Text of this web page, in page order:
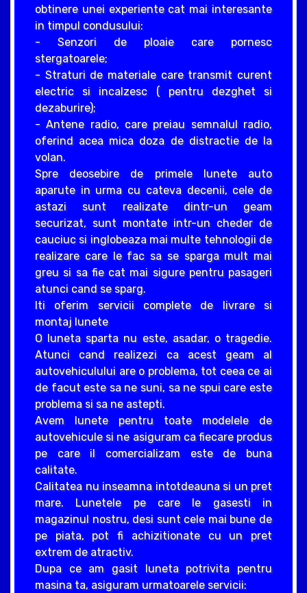
obtinere unei experiente cat mai interesante
in timpul condusului:
- Senzori de ploaie care pornesc
stergatoarele;
- Straturi de materiale care transmit curent
electric si incalzesc ( pentru dezghet si
dezaburire);
- Antene radio, care preiau semnalul radio,
oferind acea mica doza de distractie de la
volan.
Spre deosebire de primele lunete auto
aparute in urma cu cateva decenii, cele de
astazi sunt realizate dintr-un geam
securizat, sunt montate intr-un cheder de
cauciuc si inglobeaza mai multe tehnologii de
realizare care le fac sa se sparga mult mai
greu si sa fie cat mai sigure pentru pasageri
atunci cand se sparg.
Iti oferim servicii complete de livrare si
montaj lunete
O luneta sparta nu este, asadar, o tragedie.
Atunci cand realizezi ca acest geam al
autovehiculului are o problema, tot ceea ce ai
de facut este sa ne suni, sa ne spui care este
problema si sa ne astepti.
Avem lunete pentru toate modelele de
autovehicule si ne asiguram ca fiecare produs
pe care il comercializam este de buna
calitate.
Calitatea nu inseamna intotdeauna si un pret
mare. Lunetele pe care le gasesti in
magazinul nostru, desi sunt cele mai bune de
pe piata, pot fi achizitionate cu un pret
extrem de atractiv.
Dupa ce am gasit luneta potrivita pentru
masina ta, asiguram urmatoarele servicii: